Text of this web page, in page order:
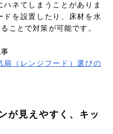
ネてしまうことがありま
を設置したり、床材を水
ことで対策が可能です。
扇（レンジフード）選びの
が見えやすく、キッ